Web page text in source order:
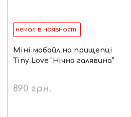
немає в наявності
Міні мобайл на прищепці
Tiny Love “Нічна галявина”
890 грн.